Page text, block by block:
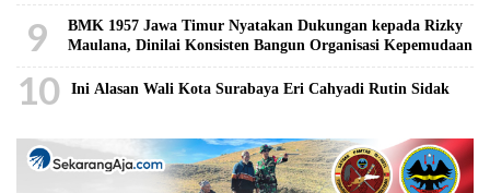
9
BMK 1957 Jawa Timur Nyatakan Dukungan kepada Rizky
Maulana, Dinilai Konsisten Bangun Organisasi Kepemudaan
10 Ini Alasan Wali Kota Surabaya Eri Cahyadi Rutin Sidak